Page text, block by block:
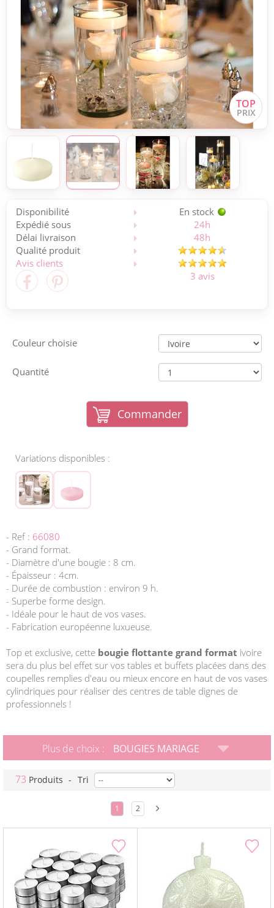
Disponibilité
En stock
Expédié sous
24h
Délai livraison
48h
Qualité produit
Avis clients
3 avis
Couleur choisie
Quantité
Commander
Variations disponibles :
- Ref : 66080
- Grand format.
- Diamètre d'une bougie : 8 cm.
- Épaisseur : 4cm.
- Durée de combustion : environ 9 h.
- Superbe forme design.
- Idéale pour le haut de vos vases.
- Fabrication européenne luxueuse.
Top et exclusive, cette bougie flottante grand format ivoire
sera du plus bel effet sur vos tables et buffets placées dans des
coupelles remplies d'eau ou mieux encore en haut de vos vases
cylindriques pour réaliser des centres de table dignes de
professionnels !
Plus de choix : BOUGIES MARIAGE
73 Produits - Tri
1 2